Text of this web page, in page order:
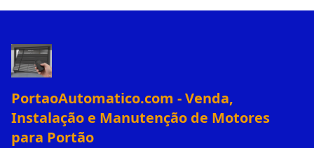
PortaoAutomatico.com - Venda,
Instalação e Manutenção de Motores
para Portão